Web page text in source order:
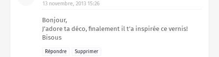
13 novembre, 2013 15:26
Bonjour,
J'adore ta déco, finalement il t'a inspirée ce vernis!
Bisous
Répondre Supprimer